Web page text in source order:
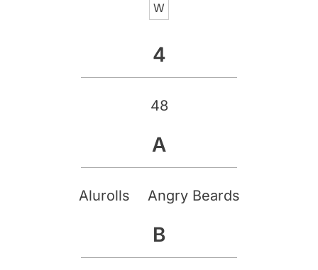
W
4
48
A
Alurolls Angry Beards
B